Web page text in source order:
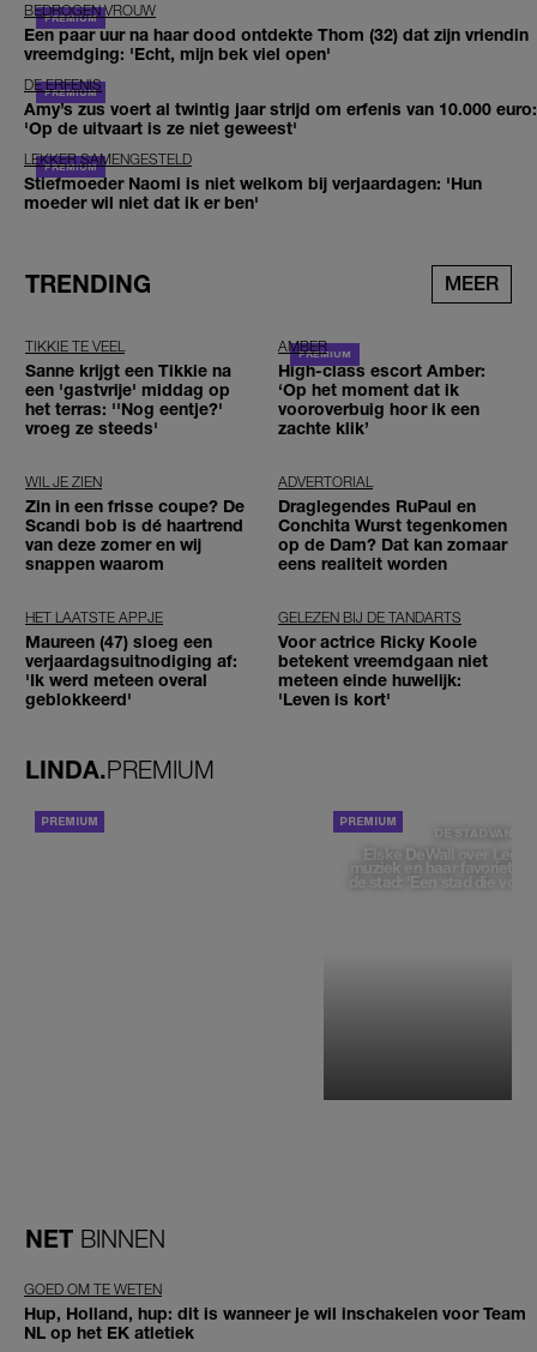
BEDROGEN VROUW
Een paar uur na haar dood ontdekte Thom (32) dat zijn vriendin
vreemdging: 'Echt, mijn bek viel open'
DE ERFENIS
Amy’s zus voert al twintig jaar strijd om erfenis van 10.000 euro:
'Op de uitvaart is ze niet geweest'
LEKKER SAMENGESTELD
Stiefmoeder Naomi is niet welkom bij verjaardagen: 'Hun
moeder wil niet dat ik er ben'
TRENDING MEER
TIKKIE TE VEEL
Sanne krijgt een Tikkie na
een 'gastvrije' middag op
het terras: ''Nog eentje?'
vroeg ze steeds'
AMBER
High-class escort Amber:
‘Op het moment dat ik
vooroverbuig hoor ik een
zachte klik’
WIL JE ZIEN
Zin in een frisse coupe? De
Scandi bob is dé haartrend
van deze zomer en wij
snappen waarom
ADVERTORIAL
Draglegendes RuPaul en
Conchita Wurst tegenkomen
op de Dam? Dat kan zomaar
eens realiteit worden
HET LAATSTE APPJE
Maureen (47) sloeg een
verjaardagsuitnodiging af:
'Ik werd meteen overal
geblokkeerd'
GELEZEN BIJ DE TANDARTS
Voor actrice Ricky Koole
betekent vreemdgaan niet
meteen einde huwelijk:
'Leven is kort'
LINDA.PREMIUM
DE STAD VAN
Elske DeWall over
muziek en haar favoriete
de stad: 'Een stad die
NET BINNEN
GOED OM TE WETEN
Hup, Holland, hup: dit is wanneer je wil inschakelen voor Team
NL op het EK atletiek